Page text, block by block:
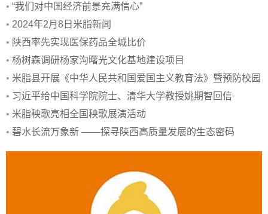
• “我们对中国经济前景充满信心”
• 2024年2月8日米脂新闻
• 陕西率先实现医保药品全城比价
• 杨树森调研杨家沟曙光文化基地建设项目
• 米脂县开展《中华人民共和国爱国主义教育法》暨预防校园
欺凌法治报告宣讲活动
• 习近平给中国科学院院士、清华大学教授姚期智回信
• 米脂秧歌亮相全国秧歌展演活动
• 碧水长流万象新 ——探寻陕西高质量发展的生态密码